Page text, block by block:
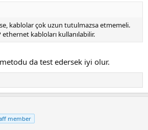
kablolar çok uzun tutulmazsa etmemeli.
kabloları kullanılabilir.
da test edersek iyi olur.
member